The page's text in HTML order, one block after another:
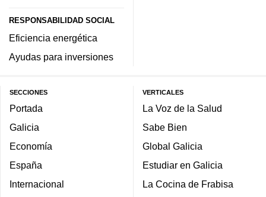
RESPONSABILIDAD SOCIAL
Eficiencia energética
Ayudas para inversiones
SECCIONES
Portada
Galicia
Economía
España
Internacional
VERTICALES
La Voz de la Salud
Sabe Bien
Global Galicia
Estudiar en Galicia
La Cocina de Frabisa